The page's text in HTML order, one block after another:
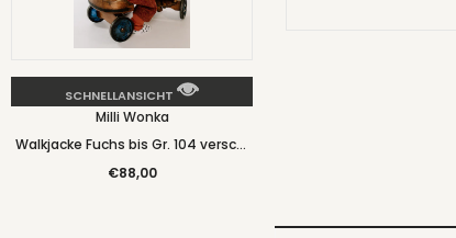
SCHNELLANSICHT
Milli Wonka
Walkjacke Fuchs bis Gr. 104 versch.
Farben - Milli Wonka
€88,00